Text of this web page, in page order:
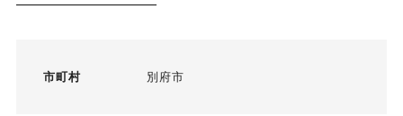
市町村 別府市